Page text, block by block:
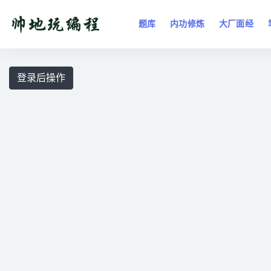
题库 内功修炼 大厂面经
登录后操作